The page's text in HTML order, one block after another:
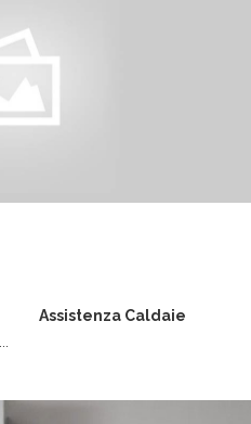
Assistenza Caldaie